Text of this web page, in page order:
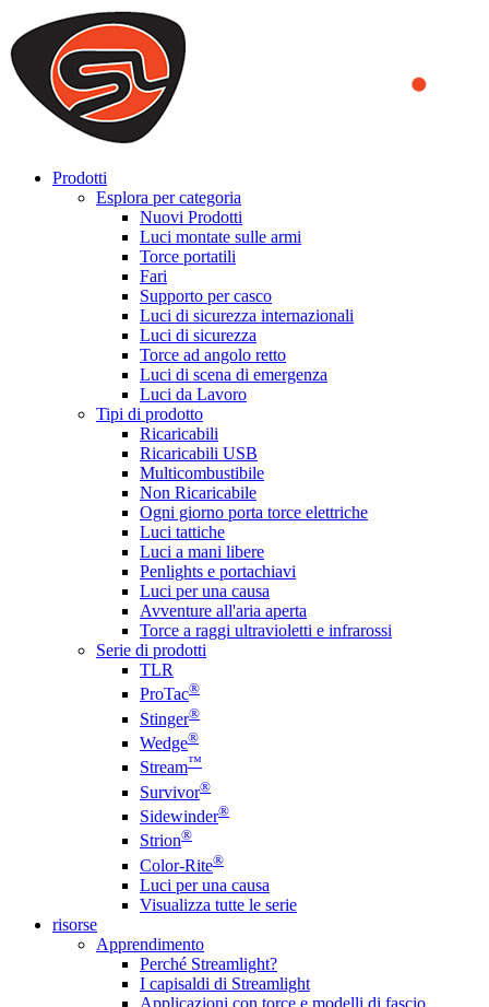
We use cookies to ensure that we provide you the best experience
on our website. By continuing to browse this website, you accept
that cookies are used to help us analyze how the website is used and
to offer you a better experience. To learn more or to find out how
you can disable cookies, you can access our
Prodotti
Esplora per categoria
Nuovi Prodotti
Luci montate sulle armi
Torce portatili
Fari
Supporto per casco
Luci di sicurezza internazionali
Luci di sicurezza
Torce ad angolo retto
Luci di scena di emergenza
Luci da Lavoro
Tipi di prodotto
Ricaricabili
Ricaricabili USB
Multicombustibile
Non Ricaricabile
Ogni giorno porta torce elettriche
Luci tattiche
Luci a mani libere
Penlights e portachiavi
Luci per una causa
Avventure all'aria aperta
Torce a raggi ultravioletti e infrarossi
Serie di prodotti
TLR
ProTac®
Stinger®
Wedge®
Stream™
Survivor®
Sidewinder®
Strion®
Color-Rite®
Luci per una causa
Visualizza tutte le serie
risorse
Apprendimento
Perché Streamlight?
I capisaldi di Streamlight
Applicazioni con torce e modelli di fascio